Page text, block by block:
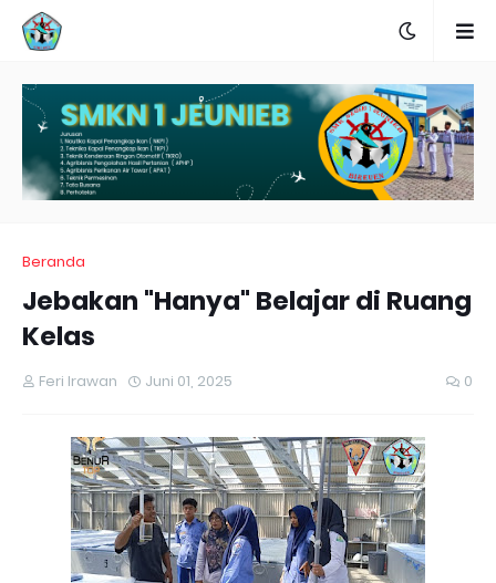
Beranda
Jebakan "Hanya" Belajar di Ruang
Kelas
Feri Irawan Juni 01, 2025 0